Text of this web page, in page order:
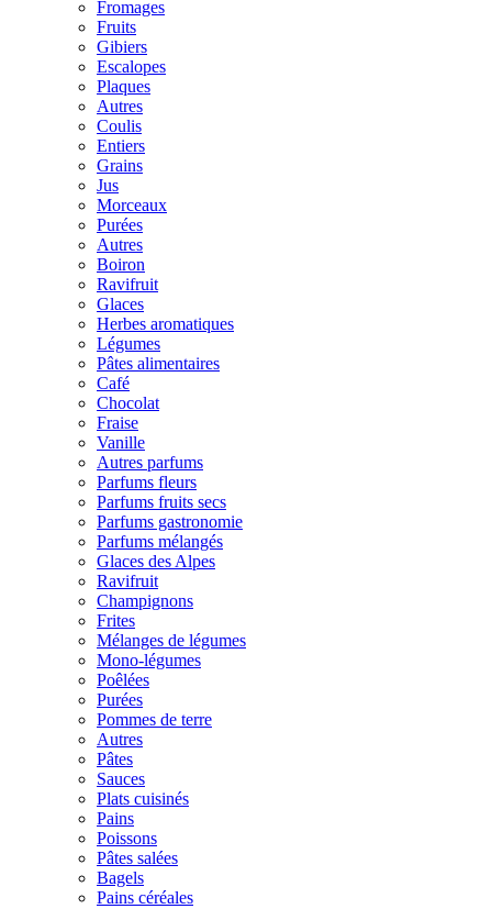
Fromages
Fruits
Gibiers
Escalopes
Plaques
Autres
Coulis
Entiers
Grains
Jus
Morceaux
Purées
Autres
Boiron
Ravifruit
Glaces
Herbes aromatiques
Légumes
Pâtes alimentaires
Café
Chocolat
Fraise
Vanille
Autres parfums
Parfums fleurs
Parfums fruits secs
Parfums gastronomie
Parfums mélangés
Glaces des Alpes
Ravifruit
Champignons
Frites
Mélanges de légumes
Mono-légumes
Poêlées
Purées
Pommes de terre
Autres
Pâtes
Sauces
Plats cuisinés
Pains
Poissons
Pâtes salées
Bagels
Pains céréales